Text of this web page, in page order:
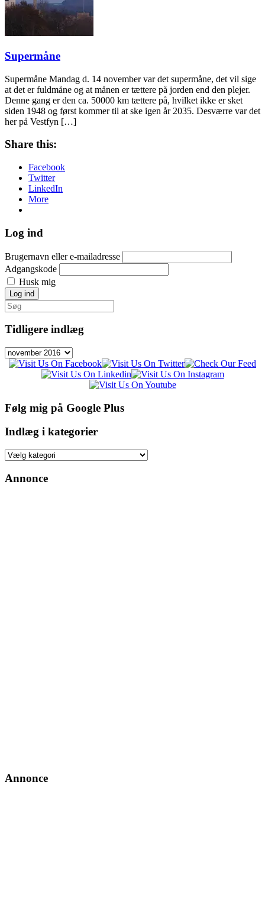
Supermåne
Supermåne Mandag d. 14 november var det supermåne, det vil sige
at det er fuldmåne og at månen er tættere på jorden end den plejer.
Denne gang er den ca. 50000 km tættere på, hvilket ikke er sket
siden 1948 og først kommer til at ske igen år 2035. Desværre var det
her på Vestfyn […]
Share this:
Facebook
Twitter
LinkedIn
More
Log ind
Brugernavn eller e-mailadresse
Adgangskode
Husk mig
Log ind
Søg
efter:
Tidligere indlæg
Tidligere
indlæg
Følg mig på Google Plus
Indlæg i kategorier
Indlæg
kategorier
Annonce
Annonce